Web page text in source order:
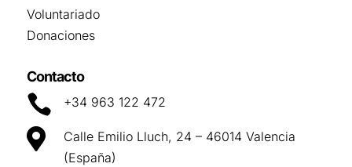
Voluntariado
Donaciones
Contacto
 +34 963 122 472

Calle Emilio Lluch, 24 – 46014 Valencia
(España)